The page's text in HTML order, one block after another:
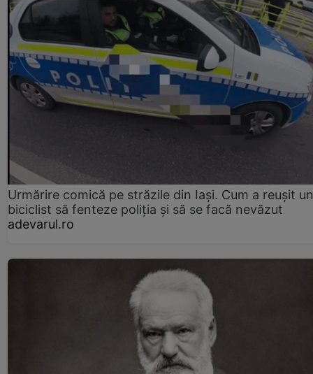
Urmărire comică pe străzile din Iași. Cum a reușit un
biciclist să fenteze poliția și să se facă nevăzut
adevarul.ro